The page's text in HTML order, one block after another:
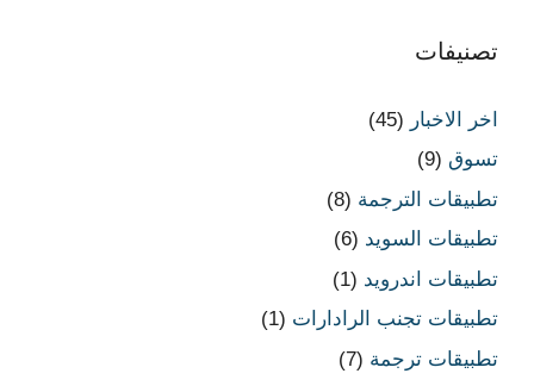
تصنيفات
اخر الاخبار (45)
تسوق (9)
تطبيقات الترجمة (8)
تطبيقات السويد (6)
تطبيقات اندرويد (1)
تطبيقات تجنب الرادارات (1)
تطبيقات ترجمة (7)